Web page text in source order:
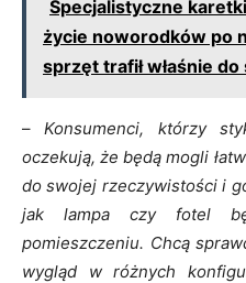
Specjalistyczne
życie noworodków po
sprzęt trafił właśnie
–Konsumenci, którzy
oczekują, że będą mogli
do swojej rzeczywistości i
jak lampa czy fotel
pomieszczeniu. Chcą
wygląd w różnych